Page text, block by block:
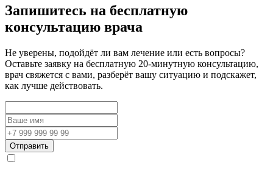
Запишитесь на бесплатную
консультацию врача
Не уверены, подойдёт ли вам лечение или есть вопросы?
Оставьте заявку на бесплатную 20-минутную консультацию,
врач свяжется с вами, разберёт вашу ситуацию и подскажет,
как лучше действовать.
Отправить